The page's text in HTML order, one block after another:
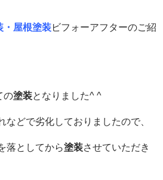
・屋根塗装ビフォーアフターのご紹
の塗装となりました^ ^
などで劣化しておりましたので、
落としてから塗装させていただき